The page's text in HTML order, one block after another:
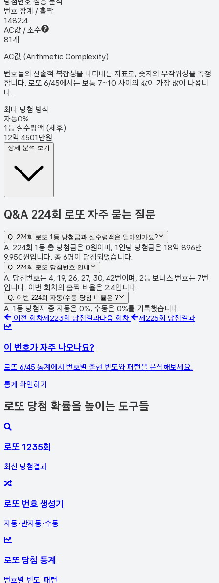
번호 합계 / 홀짝
1482:4
AC값 / 소수
81개
AC값 (Arithmetic Complexity)
번호들의 산술적 복잡성을 나타내는 지표로, 숫자의 무작위성을 측정
합니다. 로또 6/45에서는 보통 7~10 사이의 값이 가장 많이 나옵니
다.
최다 당첨 방식
자동0%
1등 실수령액 (세후)
12억 4501만원
상세 분석 보기
Q&A 224회 로또 자주 묻는 질문
Q. 224회 로또 1등 당첨금과 실수령액은 얼마인가요?
A. 224회 1등 총 당첨금은 0원이며, 1인당 당첨금은 18억 896만
9,950원입니다. 총 6명이 당첨되었습니다.
Q. 224회 로또 당첨번호 안내
A. 당첨번호는 4, 19, 26, 27, 30, 42번이며, 2등 보너스 번호는 7번
입니다. 이번 회차의 홀짝 비율은 2:4입니다.
Q. 이번 224회 자동/수동 당첨 비율은 ?
A. 1등 당첨자 중 자동은 0%, 수동은 0%를 기록했습니다.
이전 회차제 223회 당첨결과다음 회차 제 225회 당첨결과
이 번호가 자주 나오나요?
로또 6/45 통계에서 번호별 출현 빈도와 패턴을 분석해보세요.
통계 확인하기
로또 당첨 확률을 높이는 도구들
로또 1235회
최신 당첨결과
로또 번호 생성기
자동·반자동·수동
로또 당첨 통계
번호별 빈도·패턴